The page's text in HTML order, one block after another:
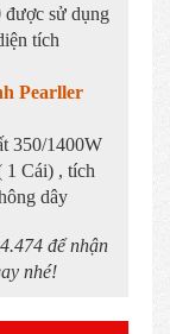
được sử dụng
tích
Pearller
350/1400W
1 Cái) , tích
dây
để nhận
nhé!